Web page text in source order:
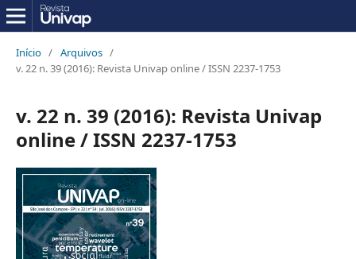
Início / Arquivos /
v. 22 n. 39 (2016): Revista Univap online / ISSN 2237-1753
v. 22 n. 39 (2016): Revista Univap
online / ISSN 2237-1753